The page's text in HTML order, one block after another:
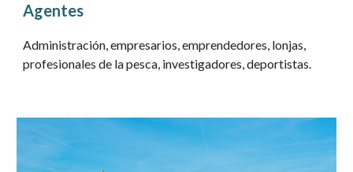
Agentes
Administración, empresarios, emprendedores, lonjas,
profesionales de la pesca, investigadores, deportistas.